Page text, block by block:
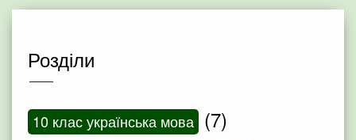
Розділи
10 клас українська мова (7)